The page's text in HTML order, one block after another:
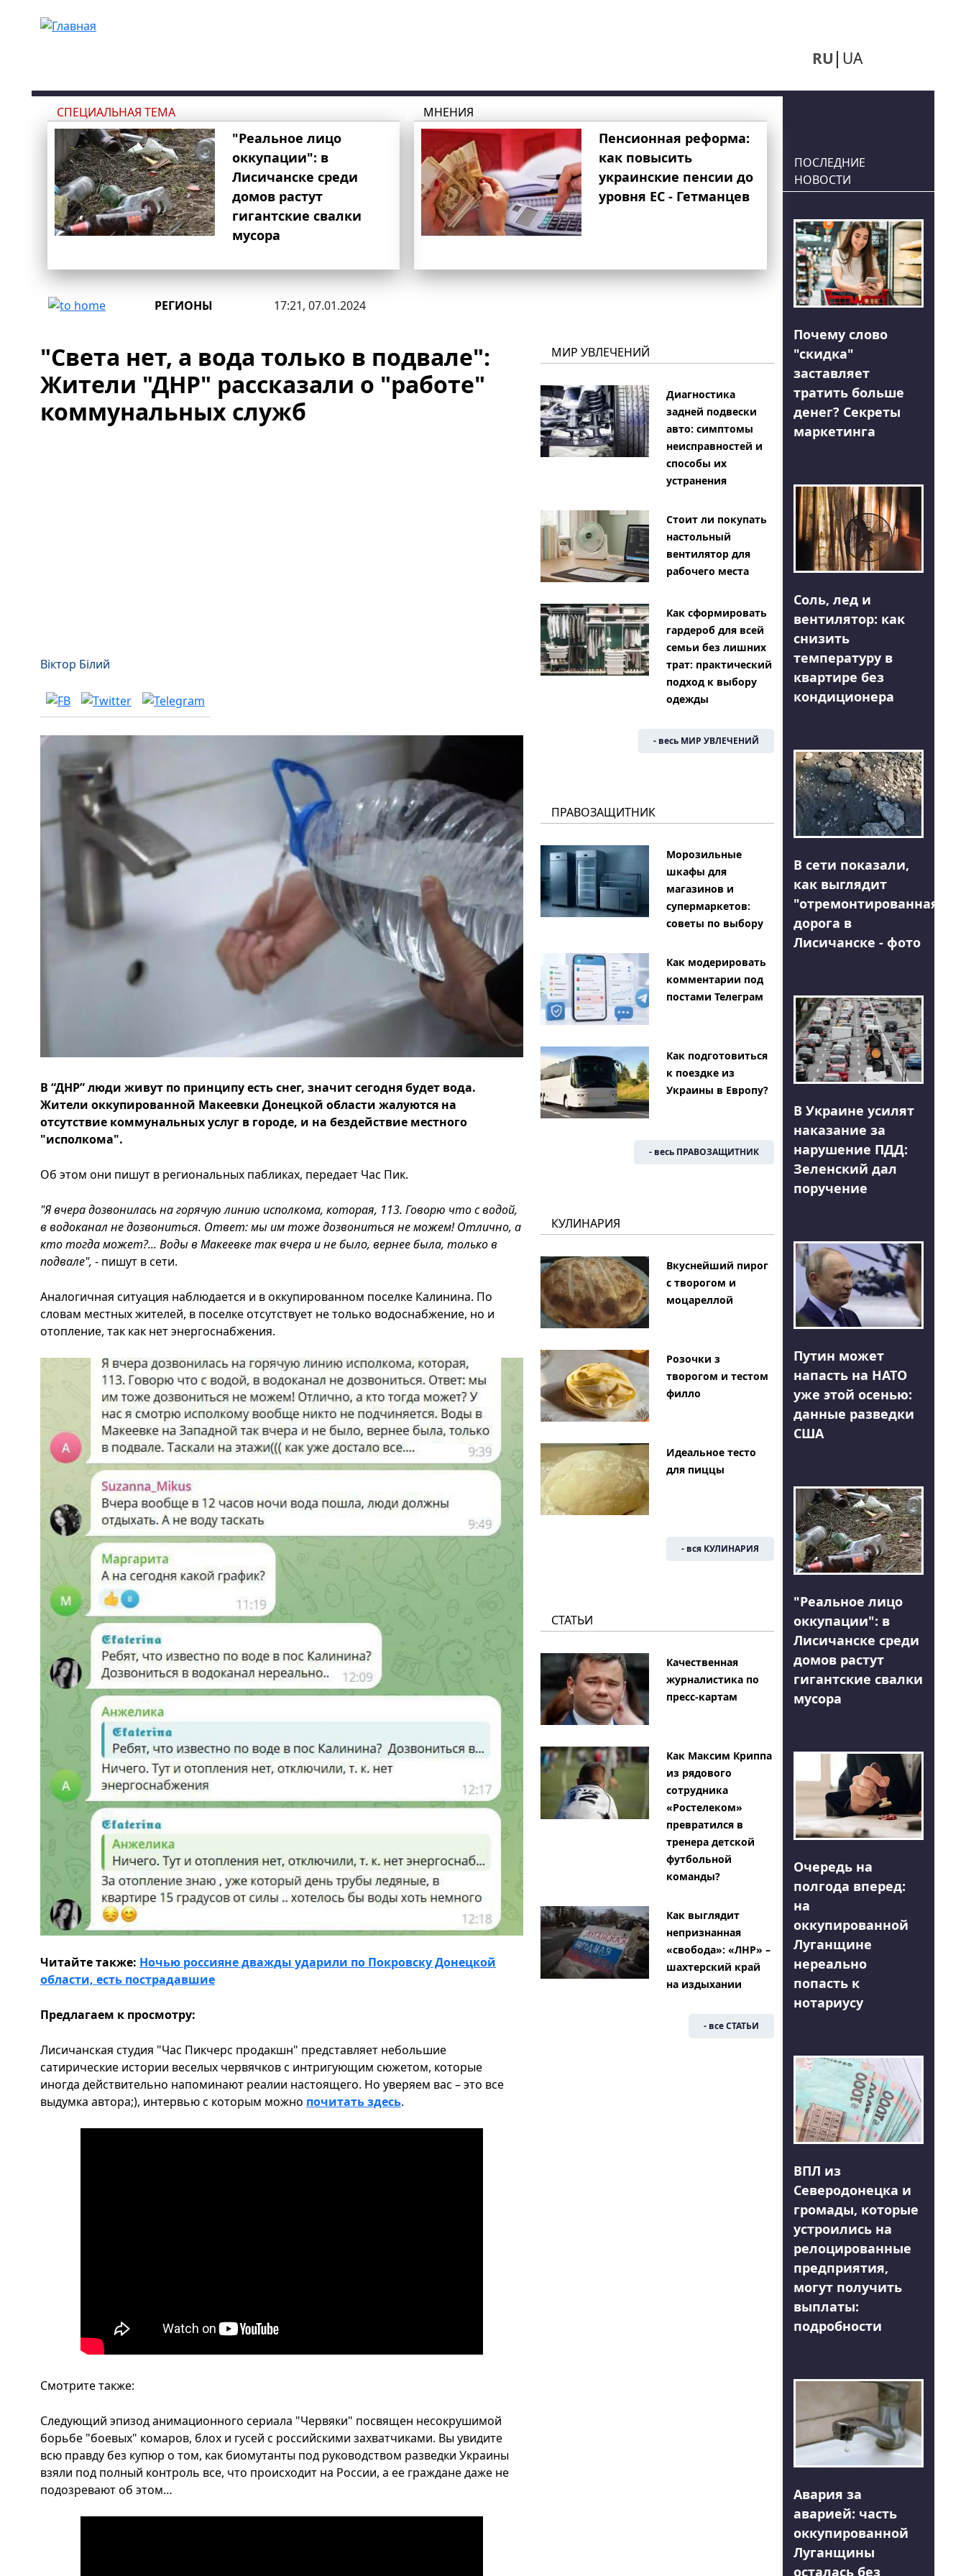
RU UA
СПЕЦИАЛЬНАЯ ТЕМА
"Реальное лицо
оккупации": в
Лисичанске среди
домов растут
гигантские свалки
мусора
МНЕНИЯ
Пенсионная реформа:
как повысить
украинские пенсии до
уровня ЕС - Гетманцев
РЕГИОНЫ 17:21, 07.01.2024
"Света нет, а вода только в подвале":
Жители "ДНР" рассказали о "работе"
коммунальных служб
Віктор Білий
В “ДНР” люди живут по принципу есть снег, значит сегодня будет вода.
Жители оккупированной Макеевки Донецкой области жалуются на
отсутствие коммунальных услуг в городе, и на бездействие местного
"исполкома".
Об этом они пишут в региональных пабликах, передает Час Пик.
"Я вчера дозвонилась на горячую линию исполкома, которая, 113. Говорю что с водой,
в водоканал не дозвониться. Ответ: мы им тоже дозвониться не можем! Отлично, а
кто тогда может?... Воды в Макеевке так вчера и не было, вернее была, только в
подвале", - пишут в сети.
Аналогичная ситуация наблюдается и в оккупированном поселке Калинина. По
словам местных жителей, в поселке отсутствует не только водоснабжение, но и
отопление, так как нет энергоснабжения.
Читайте также: Ночью россияне дважды ударили по Покровску Донецкой
области, есть пострадавшие
Предлагаем к просмотру:
Лисичанская студия "Час Пикчерс продакшн" представляет небольшие
сатирические истории веселых червячков с интригующим сюжетом, которые
иногда действительно напоминают реалии настоящего. Но уверяем вас – это все
выдумка автора;), интервью с которым можно почитать здесь.
Смотрите также:
Следующий эпизод анимационного сериала "Червяки" посвящен несокрушимой
борьбе "боевых" комаров, блох и гусей с российскими захватчиками. Вы увидите
всю правду без купюр о том, как биомутанты под руководством разведки Украины
взяли под полный контроль все, что происходит на России, а ее граждане даже не
подозревают об этом…
МИР УВЛЕЧЕНИЙ
Диагностика
задней подвески
авто: симптомы
неисправностей и
способы их
устранения
Стоит ли покупать
настольный
вентилятор для
рабочего места
Как сформировать
гардероб для всей
семьи без лишних
трат: практический
подход к выбору
одежды
- весь МИР УВЛЕЧЕНИЙ
ПРАВОЗАЩИТНИК
Морозильные
шкафы для
магазинов и
супермаркетов:
советы по выбору
Как модерировать
комментарии под
постами Телеграм
Как подготовиться
к поездке из
Украины в Европу?
- весь ПРАВОЗАЩИТНИК
КУЛИНАРИЯ
Вкуснейший пирог
с творогом и
моцареллой
Розочки з
творогом и тестом
филло
Идеальное тесто
для пиццы
- вся КУЛИНАРИЯ
СТАТЬИ
Качественная
журналистика по
пресс-картам
Как Максим Криппа
из рядового
сотрудника
«Ростелеком»
превратился в
тренера детской
футбольной
команды?
Как выглядит
непризнанная
«свобода»: «ЛНР» –
шахтерский край
на издыхании
- все СТАТЬИ
ПОСЛЕДНИЕ
НОВОСТИ
Почему слово
"скидка"
заставляет
тратить больше
денег? Секреты
маркетинга
Соль, лед и
вентилятор: как
снизить
температуру в
квартире без
кондиционера
В сети показали,
как выглядит
"отремонтированная"
дорога в
Лисичанске - фото
В Украине усилят
наказание за
нарушение ПДД:
Зеленский дал
поручение
Путин может
напасть на НАТО
уже этой осенью:
данные разведки
США
"Реальное лицо
оккупации": в
Лисичанске среди
домов растут
гигантские свалки
мусора
Очередь на
полгода вперед:
на
оккупированной
Луганщине
нереально
попасть к
нотариусу
ВПЛ из
Северодонецка и
громады, которые
устроились на
релоцированные
предприятия,
могут получить
выплаты:
подробности
Авария за
аварией: часть
оккупированной
Луганщины
осталась без